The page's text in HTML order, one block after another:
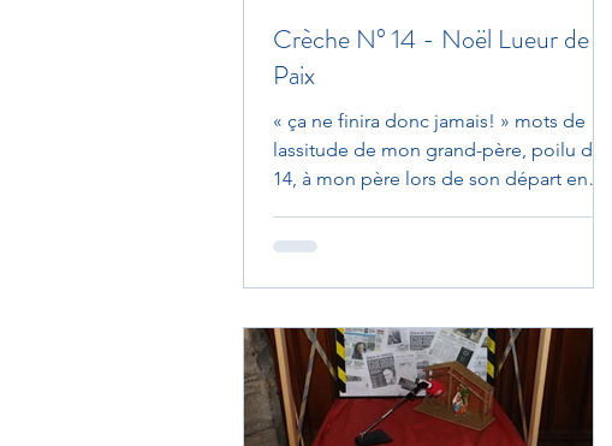
Crèche N° 14 - Noël Lueur de
Paix
« ça ne finira donc jamais! » mots de
lassitude de mon grand-père, poilu de
14, à mon père lors de son départ en